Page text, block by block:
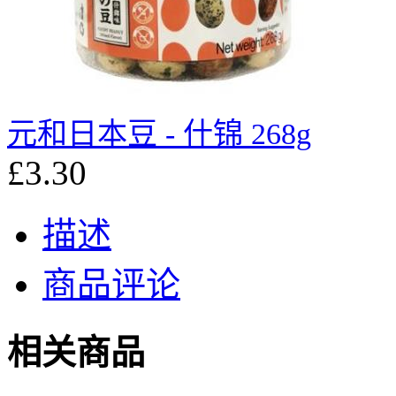
元和日本豆 - 什锦 268g
£3.30
描述
商品评论
相关商品